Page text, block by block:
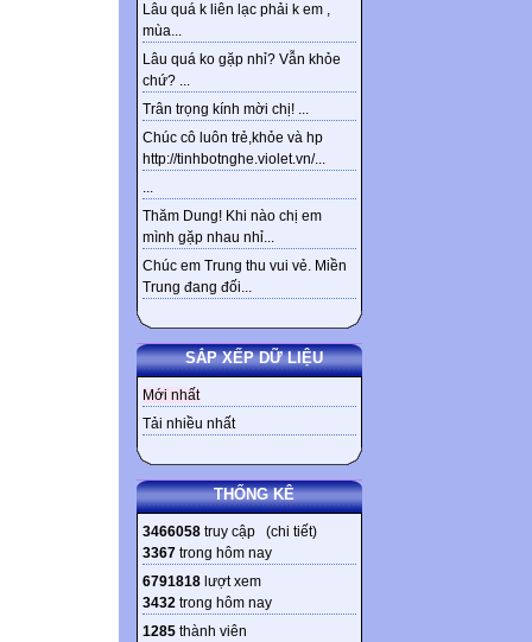
Lâu quá k liên lạc phải k em ,
mùa...
Lâu quá ko gặp nhỉ? Vẫn khỏe
chứ? ...
Trân trọng kính mời chị! ...
Chúc cô luôn trẻ,khỏe và hp
http://tinhbotnghe.violet.vn/...
...
Thăm Dung! Khi nào chị em
mình gặp nhau nhỉ...
Chúc em Trung thu vui vẻ. Miền
Trung đang đối...
SẮP XẾP DỮ LIỆU
Mới nhất
Tải nhiều nhất
THỐNG KÊ
3466058 truy cập (chi tiết)
3367 trong hôm nay
6791818 lượt xem
3432 trong hôm nay
1285 thành viên